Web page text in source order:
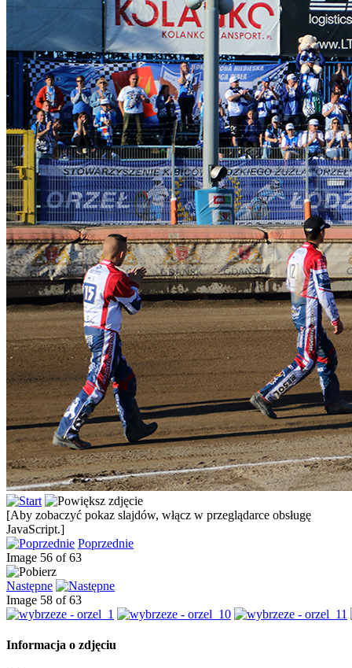
[Aby zobaczyć pokaz slajdów, włącz w przeglądarce obsługę
JavaScript.]
Poprzednie
Image 56 of 63
Następne
Image 58 of 63
Informacja o zdjęciu